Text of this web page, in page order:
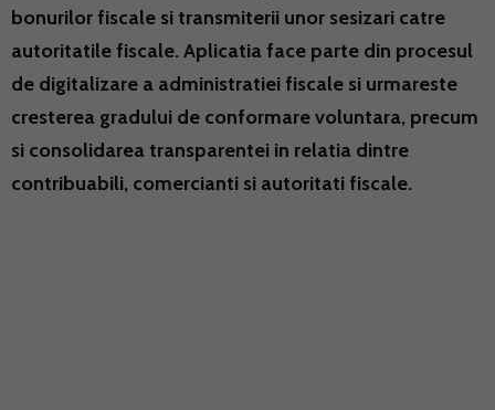
bonurilor fiscale si transmiterii unor sesizari catre
autoritatile fiscale. Aplicatia face parte din procesul
de digitalizare a administratiei fiscale si urmareste
cresterea gradului de conformare voluntara, precum
si consolidarea transparentei in relatia dintre
contribuabili, comercianti si autoritati fiscale.